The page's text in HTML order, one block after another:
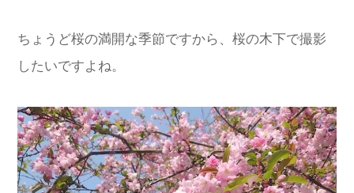
ちょうど桜の満開な季節ですから、桜の木下で撮影
したいですよね。